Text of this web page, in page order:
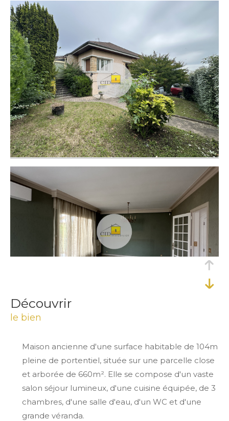
découvrir
le bien
Maison ancienne d'une surface habitable de 104m
pleine de portentiel, située sur une parcelle close
et arborée de 660m². Elle se compose d'un vaste
salon séjour lumineux, d'une cuisine équipée, de 3
chambres, d'une salle d'eau, d'un WC et d'une
grande véranda.